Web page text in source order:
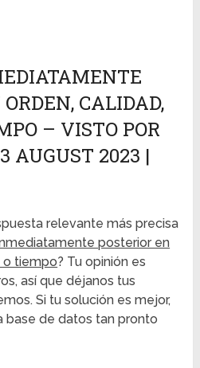
CALIDAD,
– VISTO POR
AUGUST 2023 |
relevante más precisa
posterior en
o tiempo? Tu opinión es
así que déjanos tus
Si tu solución es mejor,
base de datos tan pronto